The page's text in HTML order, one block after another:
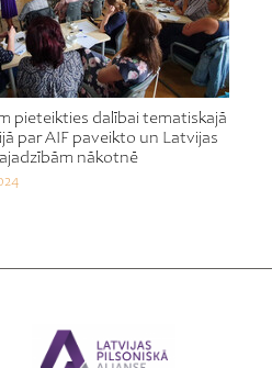
pieteikties dalībai tematiskajā
par AIF paveikto un Latvijas
nākotnē